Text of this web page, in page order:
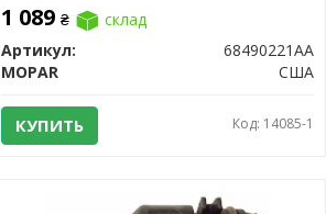
1 089₴
склад
Артикул:
68490221AA
MOPAR
США
КУПИТЬ Код: 14085-1